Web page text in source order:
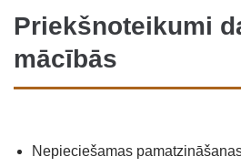
Priekšnoteikumi
mācībās
Nepieciešamas